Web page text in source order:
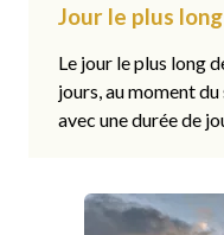
Jour le plus
Le jour le plus long
jours, au moment
avec une durée de